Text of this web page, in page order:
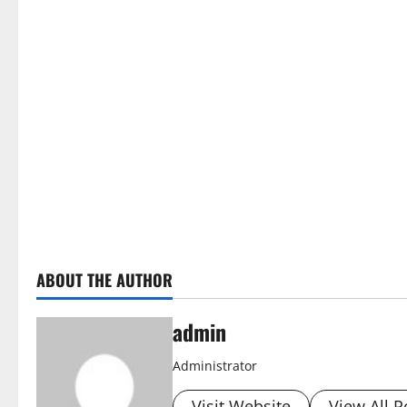
ABOUT THE AUTHOR
admin
Administrator